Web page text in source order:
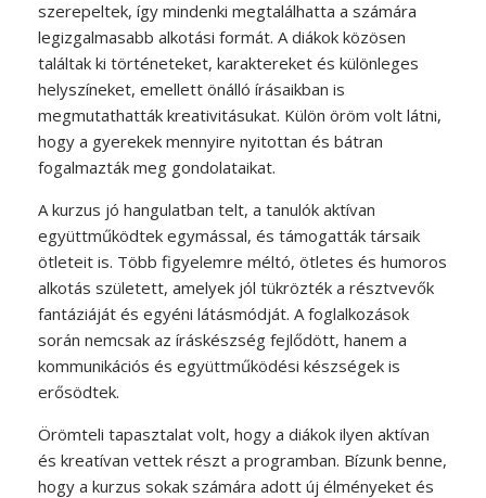
szerepeltek, így mindenki megtalálhatta a számára
legizgalmasabb alkotási formát. A diákok közösen
találtak ki történeteket, karaktereket és különleges
helyszíneket, emellett önálló írásaikban is
megmutathatták kreativitásukat. Külön öröm volt látni,
hogy a gyerekek mennyire nyitottan és bátran
fogalmazták meg gondolataikat.
A kurzus jó hangulatban telt, a tanulók aktívan
együttműködtek egymással, és támogatták társaik
ötleteit is. Több figyelemre méltó, ötletes és humoros
alkotás született, amelyek jól tükrözték a résztvevők
fantáziáját és egyéni látásmódját. A foglalkozások
során nemcsak az íráskészség fejlődött, hanem a
kommunikációs és együttműködési készségek is
erősödtek.
Örömteli tapasztalat volt, hogy a diákok ilyen aktívan
és kreatívan vettek részt a programban. Bízunk benne,
hogy a kurzus sokak számára adott új élményeket és